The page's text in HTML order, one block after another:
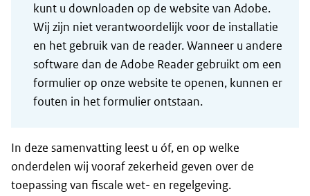
kunt u downloaden op de website van Adobe.
Wij zijn niet verantwoordelijk voor de installatie
en het gebruik van de reader. Wanneer u andere
software dan de Adobe Reader gebruikt om een
formulier op onze website te openen, kunnen er
fouten in het formulier ontstaan.
In deze samenvatting leest u óf, en op welke
onderdelen wij vooraf zekerheid geven over de
toepassing van fiscale wet- en regelgeving.